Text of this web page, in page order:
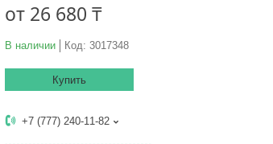
от 26 680 ₸
В наличии Код: 3017348
Купить
+7 (777) 240-11-82